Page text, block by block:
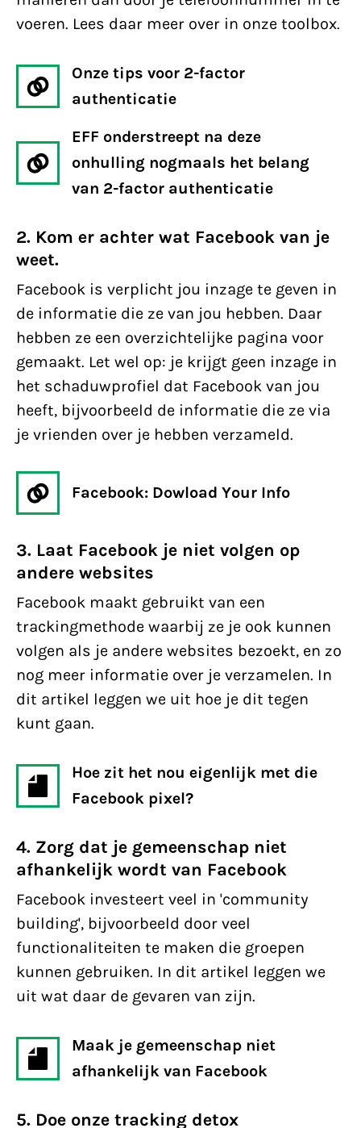
voeren. Lees daar meer over in onze toolbox.
Onze tips voor 2-factor
authenticatie
EFF onderstreept na deze
onhulling nogmaals het belang
van 2-factor authenticatie
2. Kom er achter wat Facebook van je
weet.
Facebook is verplicht jou inzage te geven in
de informatie die ze van jou hebben. Daar
hebben ze een overzichtelijke pagina voor
gemaakt. Let wel op: je krijgt geen inzage in
het schaduwprofiel dat Facebook van jou
heeft, bijvoorbeeld de informatie die ze via
je vrienden over je hebben verzameld.
Facebook: Dowload Your Info
3. Laat Facebook je niet volgen op
andere websites
Facebook maakt gebruikt van een
trackingmethode waarbij ze je ook kunnen
volgen als je andere websites bezoekt, en zo
nog meer informatie over je verzamelen. In
dit artikel leggen we uit hoe je dit tegen
kunt gaan.
Hoe zit het nou eigenlijk met die
Facebook pixel?
4. Zorg dat je gemeenschap niet
afhankelijk wordt van Facebook
Facebook investeert veel in 'community
building', bijvoorbeeld door veel
functionaliteiten te maken die groepen
kunnen gebruiken. In dit artikel leggen we
uit wat daar de gevaren van zijn.
Maak je gemeenschap niet
afhankelijk van Facebook
5. Doe onze tracking detox